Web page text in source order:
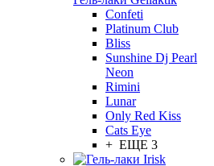
Confeti
Platinum Club
Bliss
Sunshine Dj Pearl
Neon
Rimini
Lunar
Only Red Kiss
Cats Eye
+ ЕЩЕ 3